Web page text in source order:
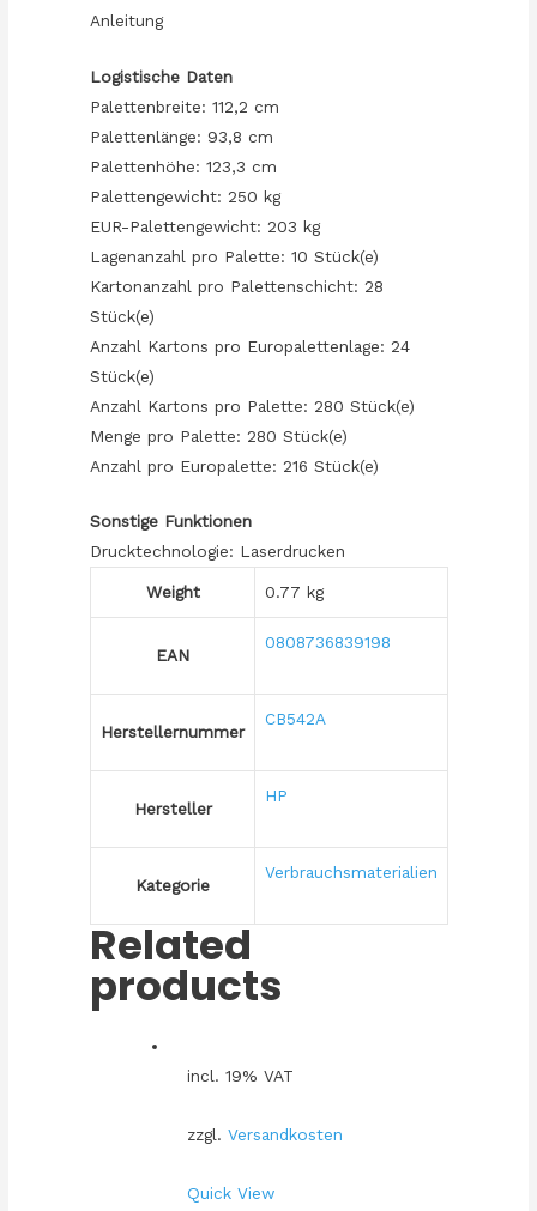
Anleitung
Logistische Daten
Palettenbreite: 112,2 cm
Palettenlänge: 93,8 cm
Palettenhöhe: 123,3 cm
Palettengewicht: 250 kg
EUR-Palettengewicht: 203 kg
Lagenanzahl pro Palette: 10 Stück(e)
Kartonanzahl pro Palettenschicht: 28
Stück(e)
Anzahl Kartons pro Europalettenlage: 24
Stück(e)
Anzahl Kartons pro Palette: 280 Stück(e)
Menge pro Palette: 280 Stück(e)
Anzahl pro Europalette: 216 Stück(e)
Sonstige Funktionen
Drucktechnologie: Laserdrucken
Weight 0.77 kg
EAN
0808736839198
Herstellernummer
CB542A
Hersteller
HP
Kategorie
Verbrauchsmaterialien
Related
products
incl. 19% VAT
zzgl. Versandkosten
Quick View